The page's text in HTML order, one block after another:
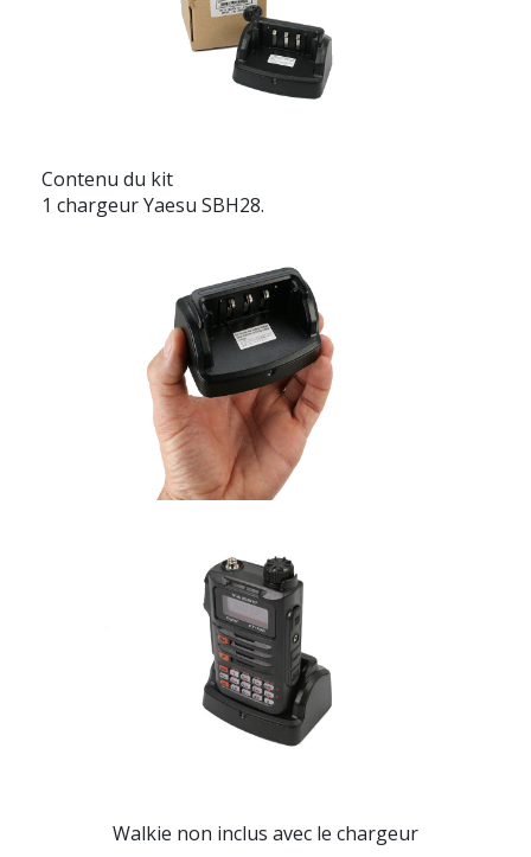
Contenu du kit
1 chargeur Yaesu SBH28.
Walkie non inclus avec le chargeur